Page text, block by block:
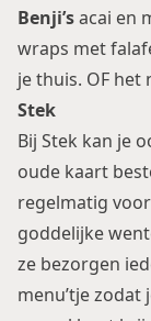
Benji’sacai en
wraps met
je thuis. OF
Stek
Bij Stek kan je
oude kaart
regelmatig
goddelijke
ze bezorgen
menu’tje